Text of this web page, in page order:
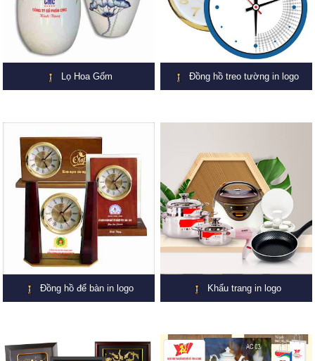
Lọ Hoa Gốm Đồng hồ treo tường in logo
Đồng hồ để bàn in logo Khẩu trang in logo